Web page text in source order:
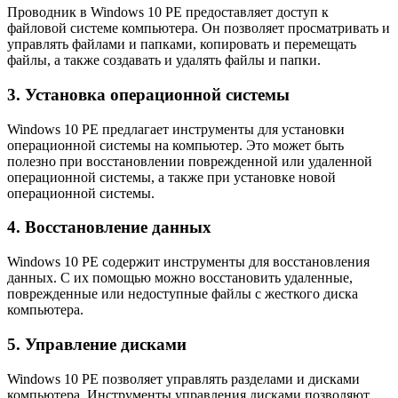
Проводник в Windows 10 PE предоставляет доступ к
файловой системе компьютера. Он позволяет просматривать и
управлять файлами и папками, копировать и перемещать
файлы, а также создавать и удалять файлы и папки.
3. Установка операционной системы
Windows 10 PE предлагает инструменты для установки
операционной системы на компьютер. Это может быть
полезно при восстановлении поврежденной или удаленной
операционной системы, а также при установке новой
операционной системы.
4. Восстановление данных
Windows 10 PE содержит инструменты для восстановления
данных. С их помощью можно восстановить удаленные,
поврежденные или недоступные файлы с жесткого диска
компьютера.
5. Управление дисками
Windows 10 PE позволяет управлять разделами и дисками
компьютера. Инструменты управления дисками позволяют